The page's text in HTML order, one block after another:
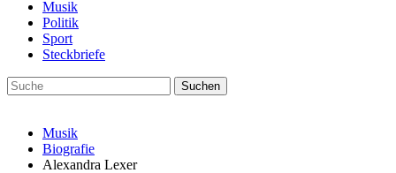
Musik
Politik
Sport
Steckbriefe
Musik
Biografie
Alexandra Lexer